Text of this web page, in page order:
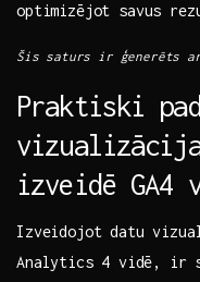
optimizējot savus
Šis⁢ saturs ir ‍ģenerēts
Praktiski
izveidē GA4
Izveidojot datu
Analytics 4⁢ vidē, ir